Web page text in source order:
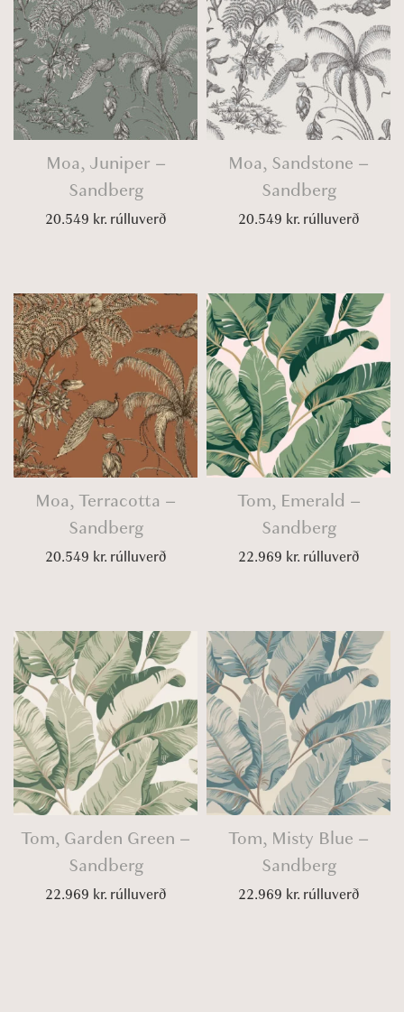
Moa, Juniper –
Sandberg
20.549 kr.rúlluverð
Moa, Sandstone –
Sandberg
20.549 kr.rúlluverð
Moa, Terracotta –
Sandberg
20.549 kr.rúlluverð
Tom, Emerald –
Sandberg
22.969 kr.rúlluverð
Tom, Garden Green –
Sandberg
22.969 kr.rúlluverð
Tom, Misty Blue –
Sandberg
22.969 kr.rúlluverð